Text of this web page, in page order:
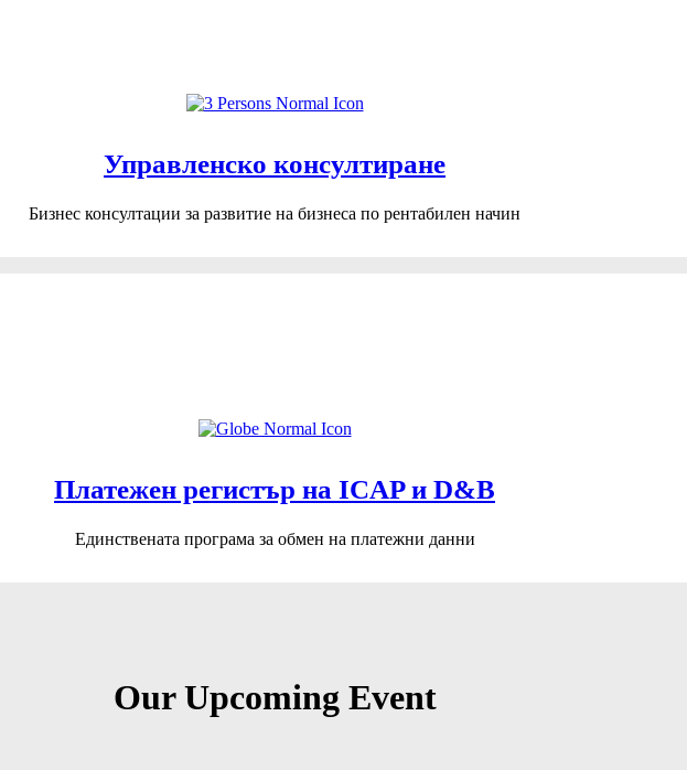
Управленско консултиране
Бизнес консултации за развитие на бизнеса по рентабилен начин
Платежен регистър на ICAP и D&B
Единствената програма за обмен на платежни данни
Our Upcoming Event